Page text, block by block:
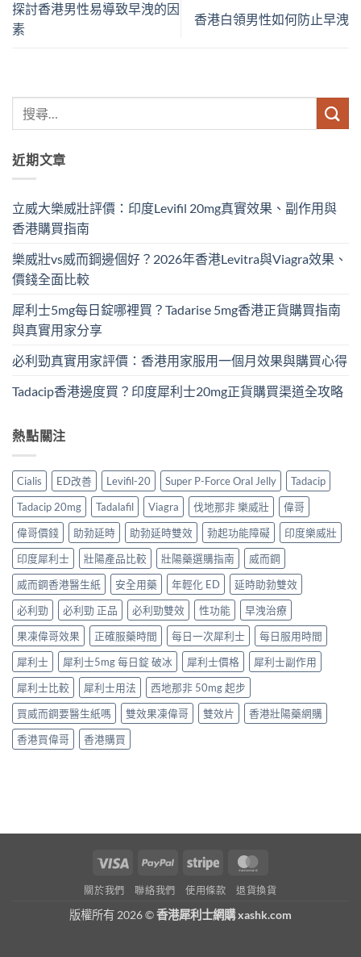
探討香港男性易導致早洩的因
素
香港白領男性如何防止早洩
近期文章
立威大樂威壯評價：印度Levifil 20mg真實效果、副作用與
香港購買指南
樂威壯vs威而鋼邊個好？2026年香港Levitra與Viagra效果、
價錢全面比較
犀利士5mg每日錠哪裡買？Tadarise 5mg香港正貨購買指南
與真實用家分享
必利勁真實用家評價：香港用家服用一個月效果與購買心得
Tadacip香港邊度買？印度犀利士20mg正貨購買渠道全攻略
熱點關注
Cialis ED改善 Levifil-20 Super P-Force Oral Jelly
Tadacip
Tadacip 20mg
Tadalafil Viagra 伐地那非 樂威壯
偉哥
偉哥價錢
助勃延時 助勃延時雙效 勃起功能障礙
印度樂威壯
印度犀利士
壯陽產品比較 壯陽藥選購指南
威而鋼
威而鋼香港醫生紙
安全用藥 年輕化 ED
延時助勃雙效
必利勁
必利勁 正品 必利勁雙效 性功能
早洩治療
果凍偉哥效果
正確服藥時間 每日一次犀利士
每日服用時間
犀利士
犀利士5mg 每日錠 破冰 犀利士價格
犀利士副作用
犀利士比較
犀利士用法
西地那非 50mg 起步
買威而鋼要醫生紙嗎
雙效果凍偉哥 雙效片
香港壯陽藥網購
香港買偉哥
香港購買
Visa PayPal Stripe
關於我們 聯絡我們 使用條款 退貨換貨
版權所有 2026 ©香港犀利士網購 xashk.com